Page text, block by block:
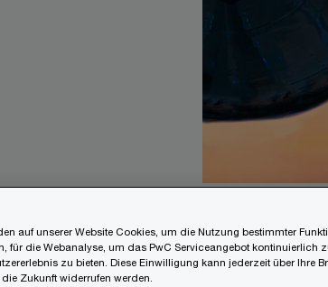
auf unserer Website Cookies, um die Nutzung bestimmter
für die Webanalyse, um das PwC Serviceangebot kontinuierlich
zu bieten. Diese Einwilligung kann jederzeit über Ihre
Zukunft widerrufen werden.